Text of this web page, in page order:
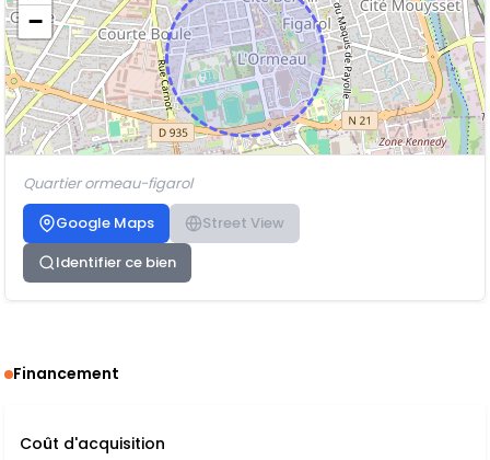
−
Quartier ormeau-figarol
Google Maps
Street View
Identifier ce bien
Financement
Coût d'acquisition